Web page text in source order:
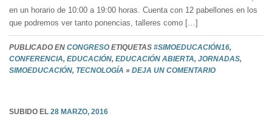
en un horario de 10:00 a 19:00 horas. Cuenta con 12 pabellones en los
que podremos ver tanto ponencias, talleres como […]
PUBLICADO EN CONGRESO ETIQUETAS #SIMOEDUCACIÓN16,
CONFERENCIA, EDUCACIÓN, EDUCACIÓN ABIERTA, JORNADAS,
SIMOEDUCACIÓN, TECNOLOGÍA » DEJA UN COMENTARIO
SUBIDO EL 28 MARZO, 2016